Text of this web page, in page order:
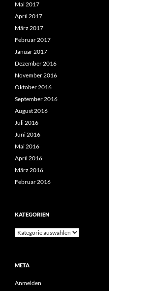
Mai 2017
April 2017
März 2017
Februar 2017
Januar 2017
Dezember 2016
November 2016
Oktober 2016
September 2016
August 2016
Juli 2016
Juni 2016
Mai 2016
April 2016
März 2016
Februar 2016
KATEGORIEN
Kategorien
META
Anmelden